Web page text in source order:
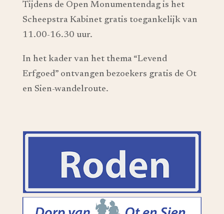
Tijdens de Open Monumentendag is het
Scheepstra Kabinet gratis toegankelijk van
11.00-16.30 uur.
In het kader van het thema “Levend
Erfgoed” ontvangen bezoekers gratis de Ot
en Sien-wandelroute.